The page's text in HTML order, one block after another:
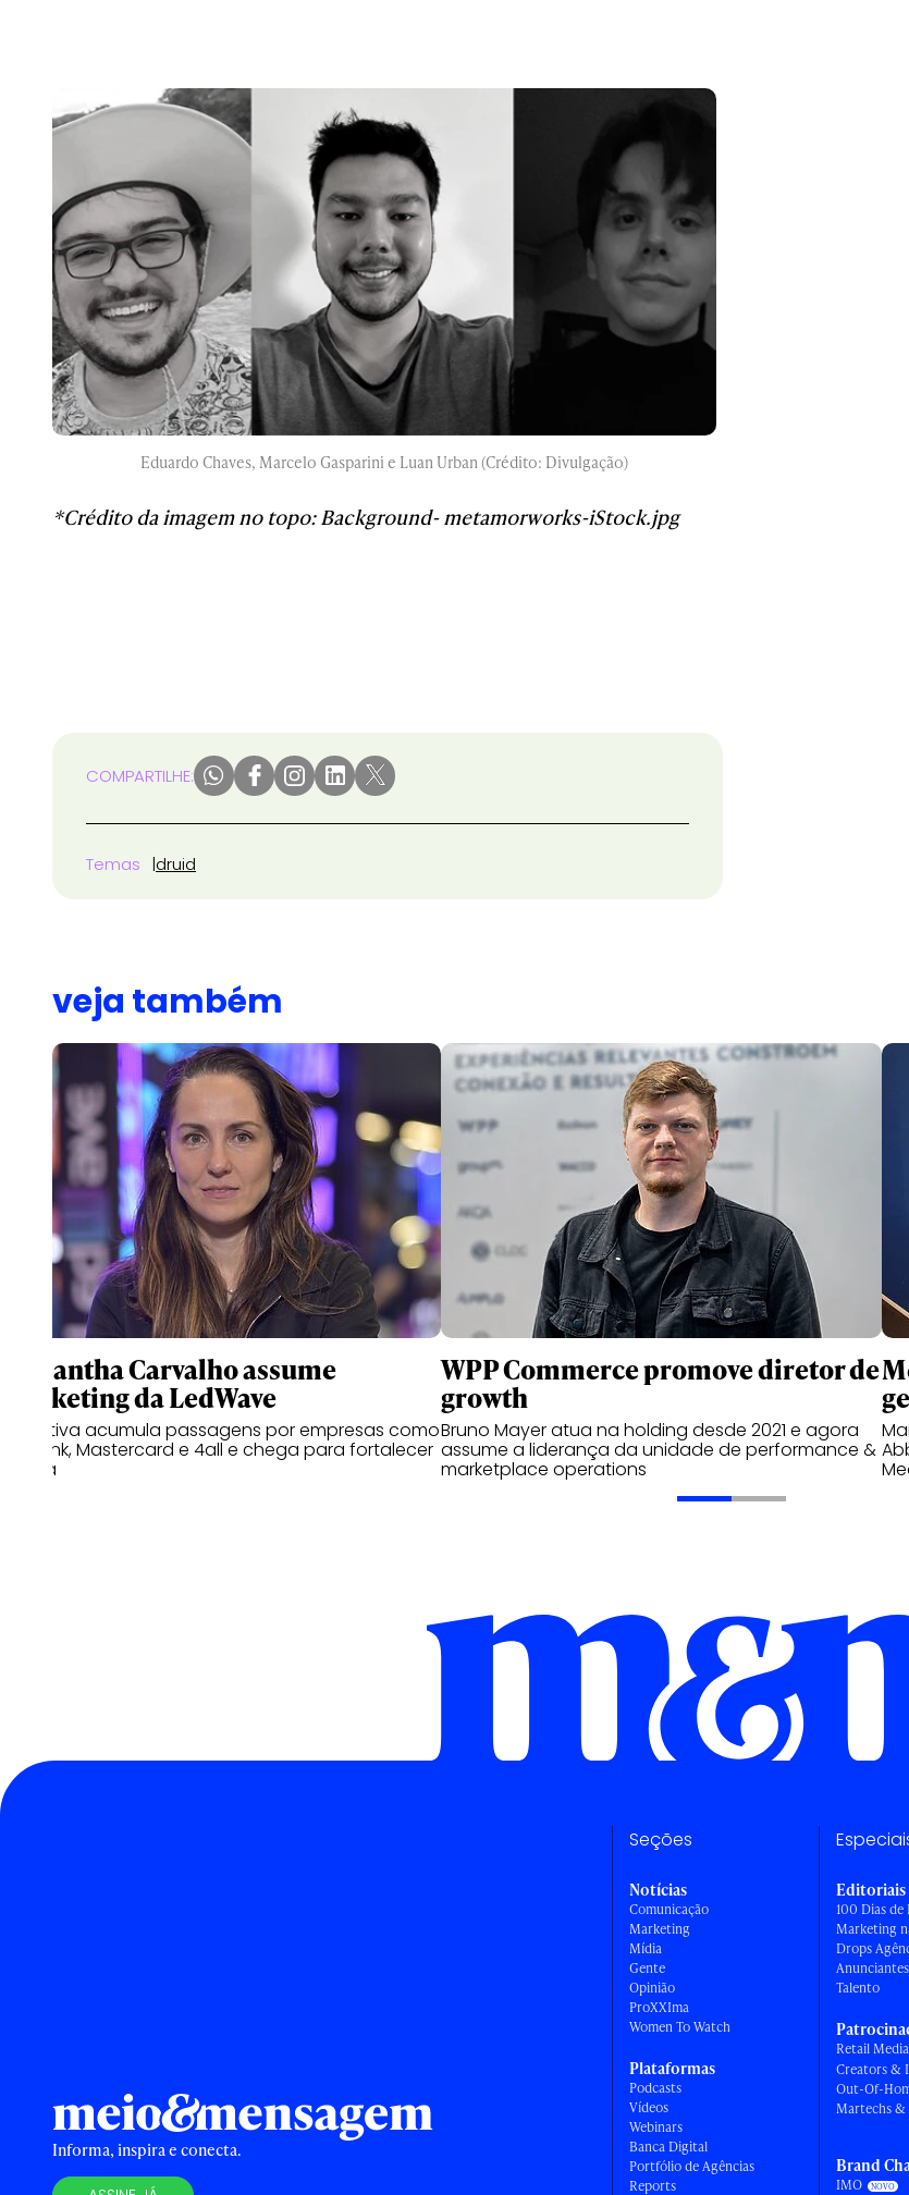
Eduardo Chaves, Marcelo Gasparini e Luan Urban (Crédito: Divulgação)
*Crédito da imagem no topo: Background- metamorworks-iStock.jpg
COMPARTILHE:
Temas druid
veja também
Samantha Carvalho assume
marketing da LedWave
Executiva acumula passagens por empresas como
C6 Bank, Mastercard e 4all e chega para fortalecer
a área
WPP Commerce promove diretor de
growth
Bruno Mayer atua na holding desde 2021 e agora
assume a liderança da unidade de performance &
marketplace operations
Informa, inspira e conecta.
Seções
Notícias
Comunicação
Marketing
Mídia
Gente
Opinião
ProXXIma
Women To Watch
Plataformas
Podcasts
Vídeos
Webinars
Banca Digital
Portfólio de Agências
Reports
Editoriais
100 Dias de
Marketing
Drops
Anunciantes
Talento
Retail Media
Creators &
Out-Of-
Martechs &
Brand
IMO